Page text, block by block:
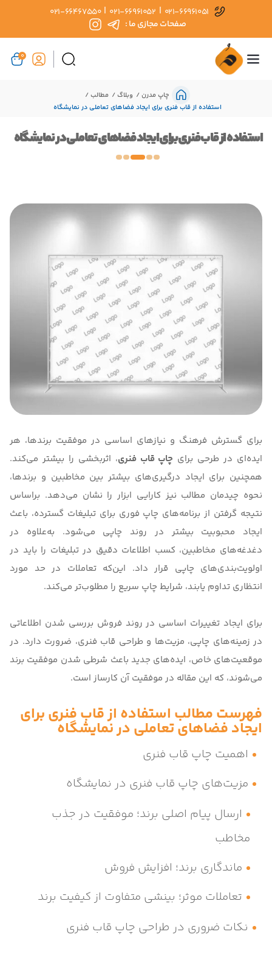
021-66961051
|
021-66961052
|
021-66467550
صفحات مجازی ما :
0
چاپ مدرن وبلاگ
مطالب
استفاده از قاب فنری برای ایجاد فضاهای تعاملی در نمایشگاه
استفاده از قاب فنری برای ایجاد فضاهای تعاملی در نمایشگاه
برای گسترش فرهنگ و نیازهای اساسی در موفقیت برندها، هر
ایده‌ای در طرحی برای چاپ قاب فنری، اثربخشی را بیشتر می‌کند.
همچنین برای ایجاد درگیری‌های بیشتر بین مخاطبین و برندها،
نحوه چیدمان مطالب نیز کارایی ابزار را نشان می‌دهد. براساس
نتیجه‌ گرفتن از برنامه‌های چاپ فوری برای تبلیغات گسترده، باعث
ایجاد محبوبیت بیشتر در روند چاپی می‌شود. به‌علاوه در
دغدغه‌های مخاطبین، کسب اطلاعات دقیق در تبلیغات را باید در
اولویت‌بندی‌های چاپی قرار داد. این‌که تعاملات در حد مورد
انتظاری تداوم یابند، شرایط چاپ سریع را مطلوب‌تر می‌کند.
برای ایجاد تغییرات اساسی در روند فروش بررسی شدن اطلاعاتی
در زمینه‌های چاپی، مزیت‌ها و طراحی قاب فنری، ضرورت دارد. در
موقعیت‌های خاص، ایده‌های جدید باعث شرطی شدن موفقیت برند
می‌شوند، که این مقاله در موفقیت آن کارساز است.
فهرست مطالب استفاده از قاب فنری برای
ایجاد فضاهای تعاملی در نمایشگاه
اهمیت چاپ قاب فنری
مزیت‌های چاپ قاب فنری در نمایشگاه
ارسال پیام اصلی برند؛ موفقیت در جذب
مخاطب
ماندگاری برند؛ افزایش فروش
تعاملات موثر؛ بینشی متفاوت از کیفیت برند
نکات ضروری در طراحی چاپ قاب فنری